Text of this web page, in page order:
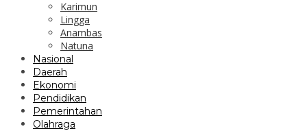
Karimun
Lingga
Anambas
Natuna
Nasional
Daerah
Ekonomi
Pendidikan
Pemerintahan
Olahraga